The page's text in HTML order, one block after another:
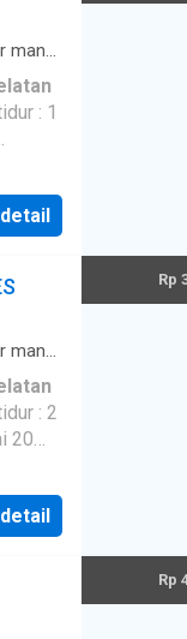
mandi
mandi
20
Rp
Rp